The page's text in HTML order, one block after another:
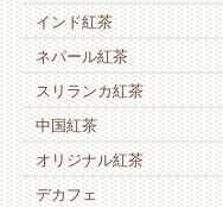
インド紅茶
ネパール紅茶
スリランカ紅茶
中国紅茶
オリジナル紅茶
デカフェ